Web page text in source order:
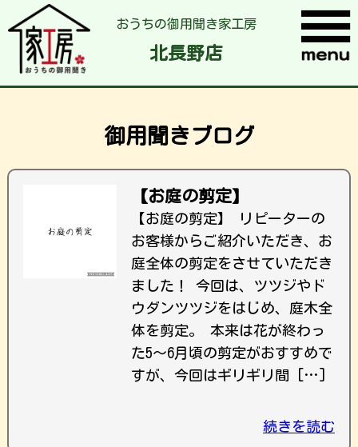
おうちの御用聞き家工房
北長野店
御用聞きブログ
【お庭の剪定】
【お庭の剪定】 リピーターの
お客様からご紹介いただき、お
庭全体の剪定をさせていただき
ました！ 今回は、ツツジやド
ウダンツツジをはじめ、庭木全
体を剪定。 本来は花が終わっ
た5〜6月頃の剪定がおすすめで
すが、今回はギリギリ間 […]
続きを読む